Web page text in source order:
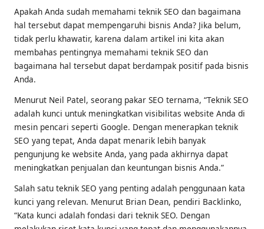
Apakah Anda sudah memahami teknik SEO dan bagaimana
hal tersebut dapat mempengaruhi bisnis Anda? Jika belum,
tidak perlu khawatir, karena dalam artikel ini kita akan
membahas pentingnya memahami teknik SEO dan
bagaimana hal tersebut dapat berdampak positif pada bisnis
Anda.
Menurut Neil Patel, seorang pakar SEO ternama, “Teknik SEO
adalah kunci untuk meningkatkan visibilitas website Anda di
mesin pencari seperti Google. Dengan menerapkan teknik
SEO yang tepat, Anda dapat menarik lebih banyak
pengunjung ke website Anda, yang pada akhirnya dapat
meningkatkan penjualan dan keuntungan bisnis Anda.”
Salah satu teknik SEO yang penting adalah penggunaan kata
kunci yang relevan. Menurut Brian Dean, pendiri Backlinko,
“Kata kunci adalah fondasi dari teknik SEO. Dengan